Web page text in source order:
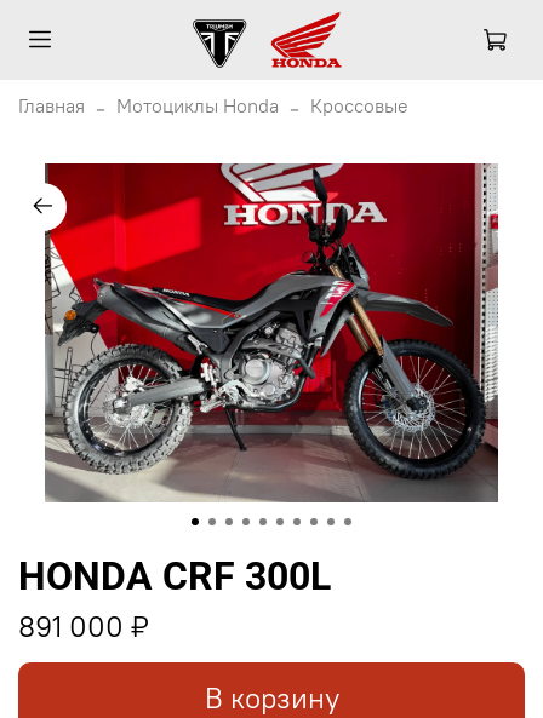
Главная Мотоциклы Honda Кроссовые
HONDA CRF 300L
891 000 ₽
В корзину